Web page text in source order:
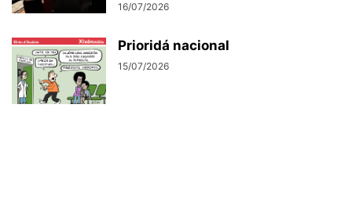
16/07/2026
Prioridá nacional
15/07/2026